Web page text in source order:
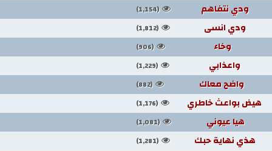
ودي نتفاهم (1,154)
ودي انسى (1,812)
وخاء (906)
واعذابي (1,229)
واضح معاك (882)
هيض بواعث خاطري (1,176)
هيا عيوني (1,081)
هذي نهاية حبك (1,281)